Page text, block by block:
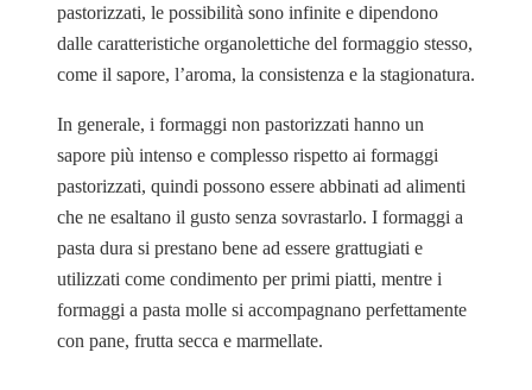
pastorizzati, le possibilità sono infinite e dipendono
dalle caratteristiche organolettiche del formaggio stesso,
come il sapore, l’aroma, la consistenza e la stagionatura.
In generale, i formaggi non pastorizzati hanno un
sapore più intenso e complesso rispetto ai formaggi
pastorizzati, quindi possono essere abbinati ad alimenti
che ne esaltano il gusto senza sovrastarlo. I formaggi a
pasta dura si prestano bene ad essere grattugiati e
utilizzati come condimento per primi piatti, mentre i
formaggi a pasta molle si accompagnano perfettamente
con pane, frutta secca e marmellate.